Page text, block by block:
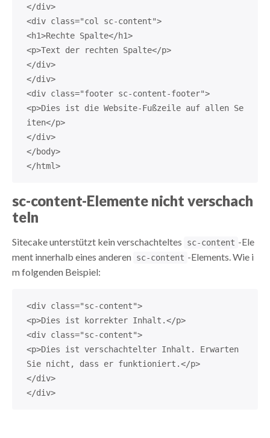
</div>
<div class="col sc-content">
<h1>Rechte Spalte</h1>
<p>Text der rechten Spalte</p>
</div>
</div>
<div class="footer sc-content-footer">
<p>Dies ist die Website-Fußzeile auf allen Se
iten</p>
</div>
</body>
</html>
sc-content-Elemente nicht verschach
teln
Sitecake unterstützt kein verschachteltes sc-content -Ele
ment innerhalb eines anderen sc-content -Elements. Wie i
m folgenden Beispiel:
<div class="sc-content">
<p>Dies ist korrekter Inhalt.</p>
<div class="sc-content">
<p>Dies ist verschachtelter Inhalt. Erwarten
Sie nicht, dass er funktioniert.</p>
</div>
</div>